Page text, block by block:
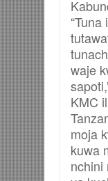
waje
KMC
moja
kuwa
nchini